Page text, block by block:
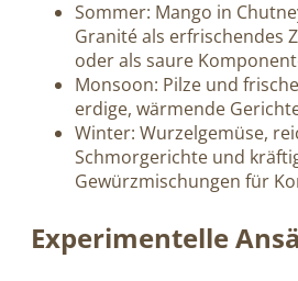
Sommer: Mango in
Granité als erfrischendes
oder als saure
Monsoon: Pilze und
erdige, wärmende
Winter: Wurzelgemüse,
Schmorgerichte und
Gewürzmischungen für
Experimentelle